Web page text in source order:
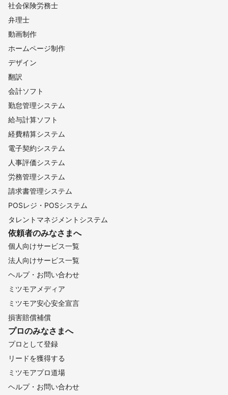
社会保険労務士
弁理士
動画制作
ホームページ制作
デザイン
翻訳
会計ソフト
勤怠管理システム
給与計算ソフト
経費精算システム
電子契約システム
人事評価システム
労務管理システム
請求書管理システム
POSレジ・POSシステム
タレントマネジメントシステム
依頼者のみなさまへ
個人向けサービス一覧
法人向けサービス一覧
ヘルプ・お問い合わせ
ミツモアメディア
ミツモア安心安全宣言
損害賠償補償
プロのみなさまへ
プロとして登録
リードを獲得する
ミツモアプロ道場
ヘルプ・お問い合わせ